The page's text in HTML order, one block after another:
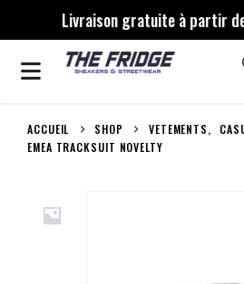
Livraison gratuite à partir
ACCUEIL SHOP VETEMENTS,
EMEA TRACKSUIT NOVELTY